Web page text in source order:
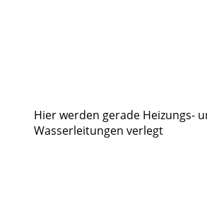
Hier werden gerade Heizungs-
Wasserleitungen verlegt